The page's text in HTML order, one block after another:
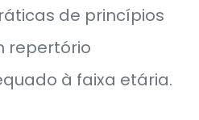
de princípios
repertório
à faixa etária.